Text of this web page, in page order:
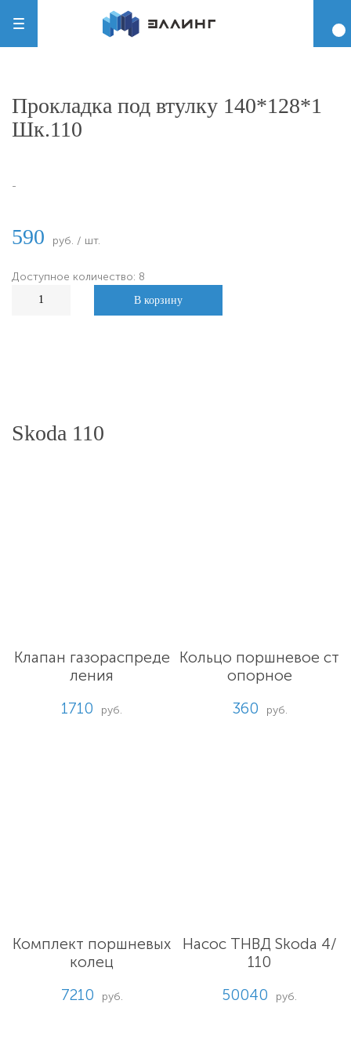
Прокладка под втулку 140*128*1
Шк.110
-
590 руб. / шт.
Доступное количество: 8
В корзину
Skoda 110
Клапан газораспреде
ления
1710
руб.
Кольцо поршневое ст
опорное
360
руб.
Комплект поршневых
колец
7210
руб.
Насос ТНВД Skoda 4/
110
50040
руб.